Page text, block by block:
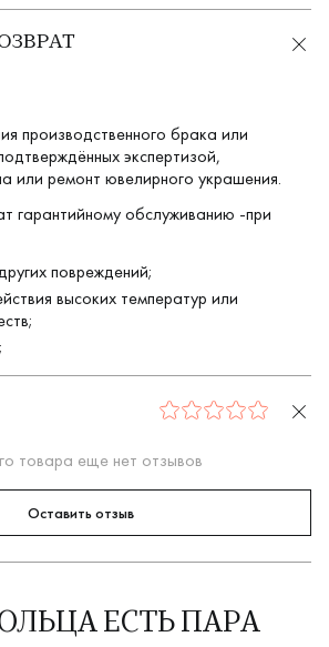
производственного брака или
экспертизой,
или ремонт ювелирного украшения.
гарантийному обслуживанию -при
повреждений;
высоких температур или
0
товара еще нет отзывов
Оставить отзыв
ЕСТЬ ПАРА